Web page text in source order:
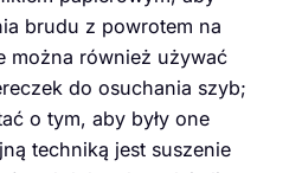
brudu z powrotem na
można również używać
do osuchania szyb;
o tym, aby były one
techniką jest suszenie